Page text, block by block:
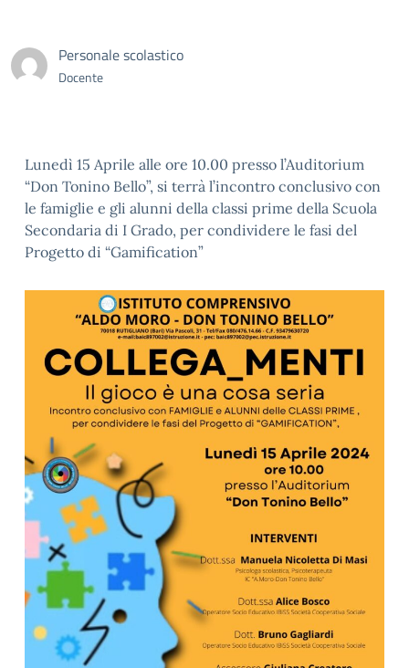
Personale scolastico
Docente
Lunedì 15 Aprile alle ore 10.00 presso l’Auditorium
“Don Tonino Bello”, si terrà l’incontro conclusivo con
le famiglie e gli alunni della classi prime della Scuola
Secondaria di I Grado, per condividere le fasi del
Progetto di “Gamification”